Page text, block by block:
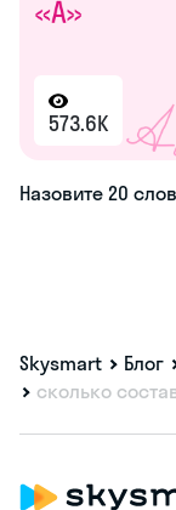
573.6K
Назовите 20
Skysmart Блог
сколько